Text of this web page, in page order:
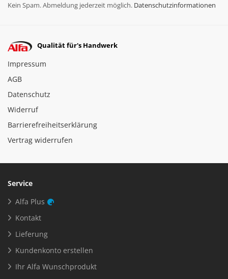
Kein Spam. Abmeldung jederzeit möglich. Datenschutzinformationen
Qualität für's Handwerk
Impressum
AGB
Datenschutz
Widerruf
Barrierefreiheitserklärung
Vertrag widerrufen
Service
Alfa Plus
Kontakt
Lieferung
Kundenkonto erstellen
Ihr Alfa Wunschprodukt